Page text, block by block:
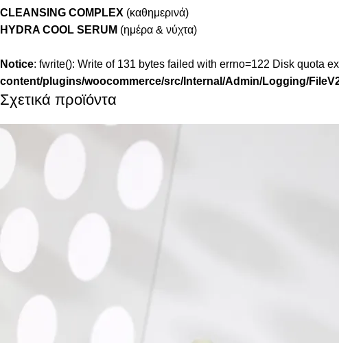
CLEANSING COMPLEX (καθημερινά)
HYDRA COOL SERUM (ημέρα & νύχτα)
Notice: fwrite(): Write of 131 bytes failed with errno=122 Disk quota
content/plugins/woocommerce/src/Internal/Admin/Logging/
Σχετικά προϊόντα